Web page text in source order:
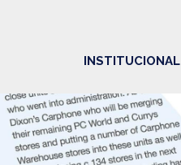
INSTITUCIONAL